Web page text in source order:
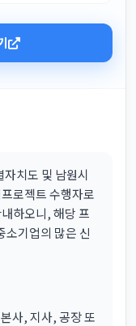
치도 및 남원시
로젝트 수행자로
하오니, 해당 프
소기업의 많은 신
사, 지사, 공장 또